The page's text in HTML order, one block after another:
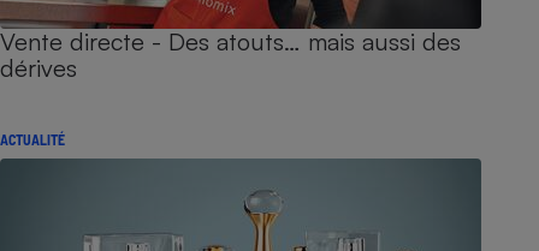
Vente directe - Des atouts… mais aussi des
dérives
ACTUALITÉ